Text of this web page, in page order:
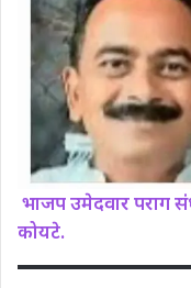
भाजप उमेदवार पराग
कोयटे.